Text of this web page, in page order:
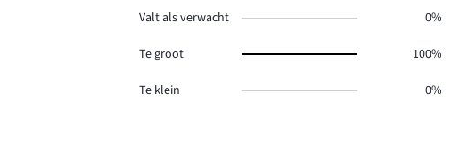
Valt als verwacht 0%
Te groot 100%
Te klein 0%